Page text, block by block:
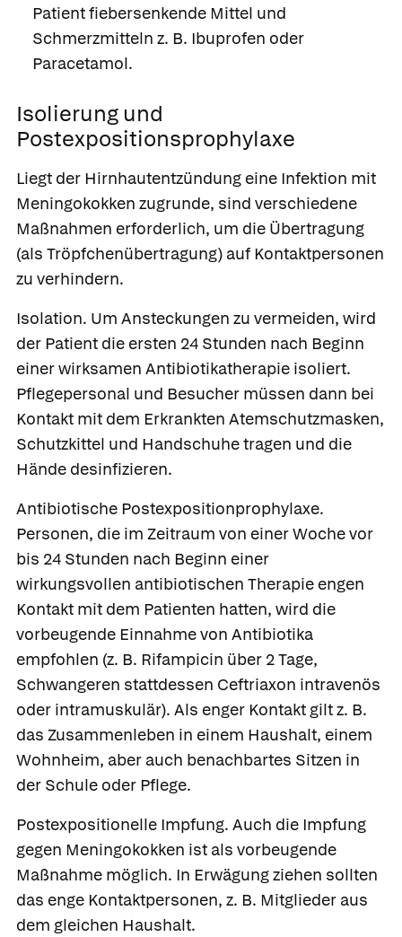
Patient fiebersenkende Mittel und
Schmerzmitteln z. B. Ibuprofen oder
Paracetamol.
Isolierung und
Postexpositionsprophylaxe
Liegt der Hirnhautentzündung eine Infektion mit
Meningokokken zugrunde, sind verschiedene
Maßnahmen erforderlich, um die Übertragung
(als Tröpfchenübertragung) auf Kontaktpersonen
zu verhindern.
Isolation. Um Ansteckungen zu vermeiden, wird
der Patient die ersten 24 Stunden nach Beginn
einer wirksamen Antibiotikatherapie isoliert.
Pflegepersonal und Besucher müssen dann bei
Kontakt mit dem Erkrankten Atemschutzmasken,
Schutzkittel und Handschuhe tragen und die
Hände desinfizieren.
Antibiotische Postexpositionprophylaxe.
Personen, die im Zeitraum von einer Woche vor
bis 24 Stunden nach Beginn einer
wirkungsvollen antibiotischen Therapie engen
Kontakt mit dem Patienten hatten, wird die
vorbeugende Einnahme von Antibiotika
empfohlen (z. B. Rifampicin über 2 Tage,
Schwangeren stattdessen Ceftriaxon intravenös
oder intramuskulär). Als enger Kontakt gilt z. B.
das Zusammenleben in einem Haushalt, einem
Wohnheim, aber auch benachbartes Sitzen in
der Schule oder Pflege.
Postexpositionelle Impfung. Auch die Impfung
gegen Meningokokken ist als vorbeugende
Maßnahme möglich. In Erwägung ziehen sollten
das enge Kontaktpersonen, z. B. Mitglieder aus
dem gleichen Haushalt.